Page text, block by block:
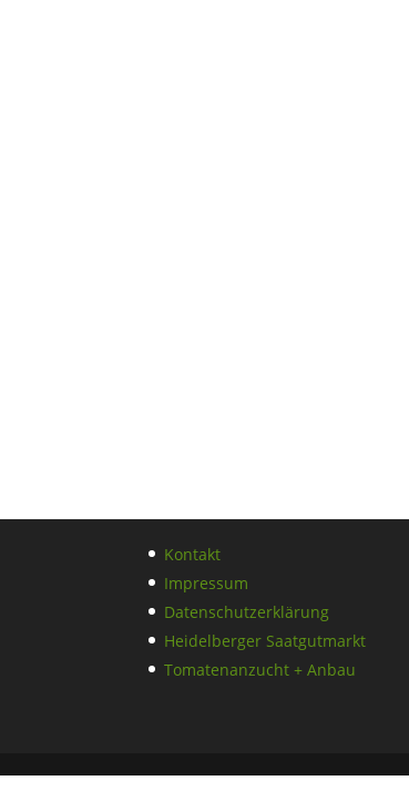
Kontakt
Impressum
Datenschutzerklärung
Heidelberger Saatgutmarkt
Tomatenanzucht + Anbau